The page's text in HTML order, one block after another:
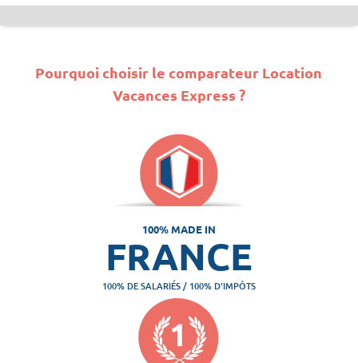
Pourquoi choisir le comparateur Location
Vacances Express ?
100% MADE IN
FRANCE
100% DE SALARIÉS / 100% D'IMPÔTS